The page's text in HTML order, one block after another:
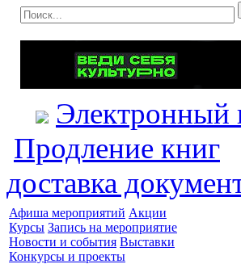
Электронный
Продление книг
доставка
Афиша мероприятий Акции
Курсы Запись на мероприятие
Новости и события Выставки
Конкурсы и проекты